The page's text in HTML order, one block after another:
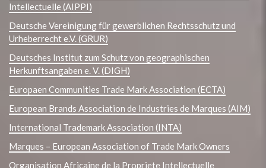
Intellectuelle (AIPPI)
Deutsche Vereinigung für gewerblichen Rechtsschutz und
Urheberrecht e.V. (GRUR)
Deutsches Institut zum Schutz von geographischen
Herkunftsangaben e. V. (DIGH)
Europaen Communities Trade Mark Association (ECTA)
European Brands Association de Industries de Marques (AIM)
International Trademark Association (INTA)
Marques – European Association of Trade Mark Owners
Organisation Africaine de la Propriete Intellectuelle